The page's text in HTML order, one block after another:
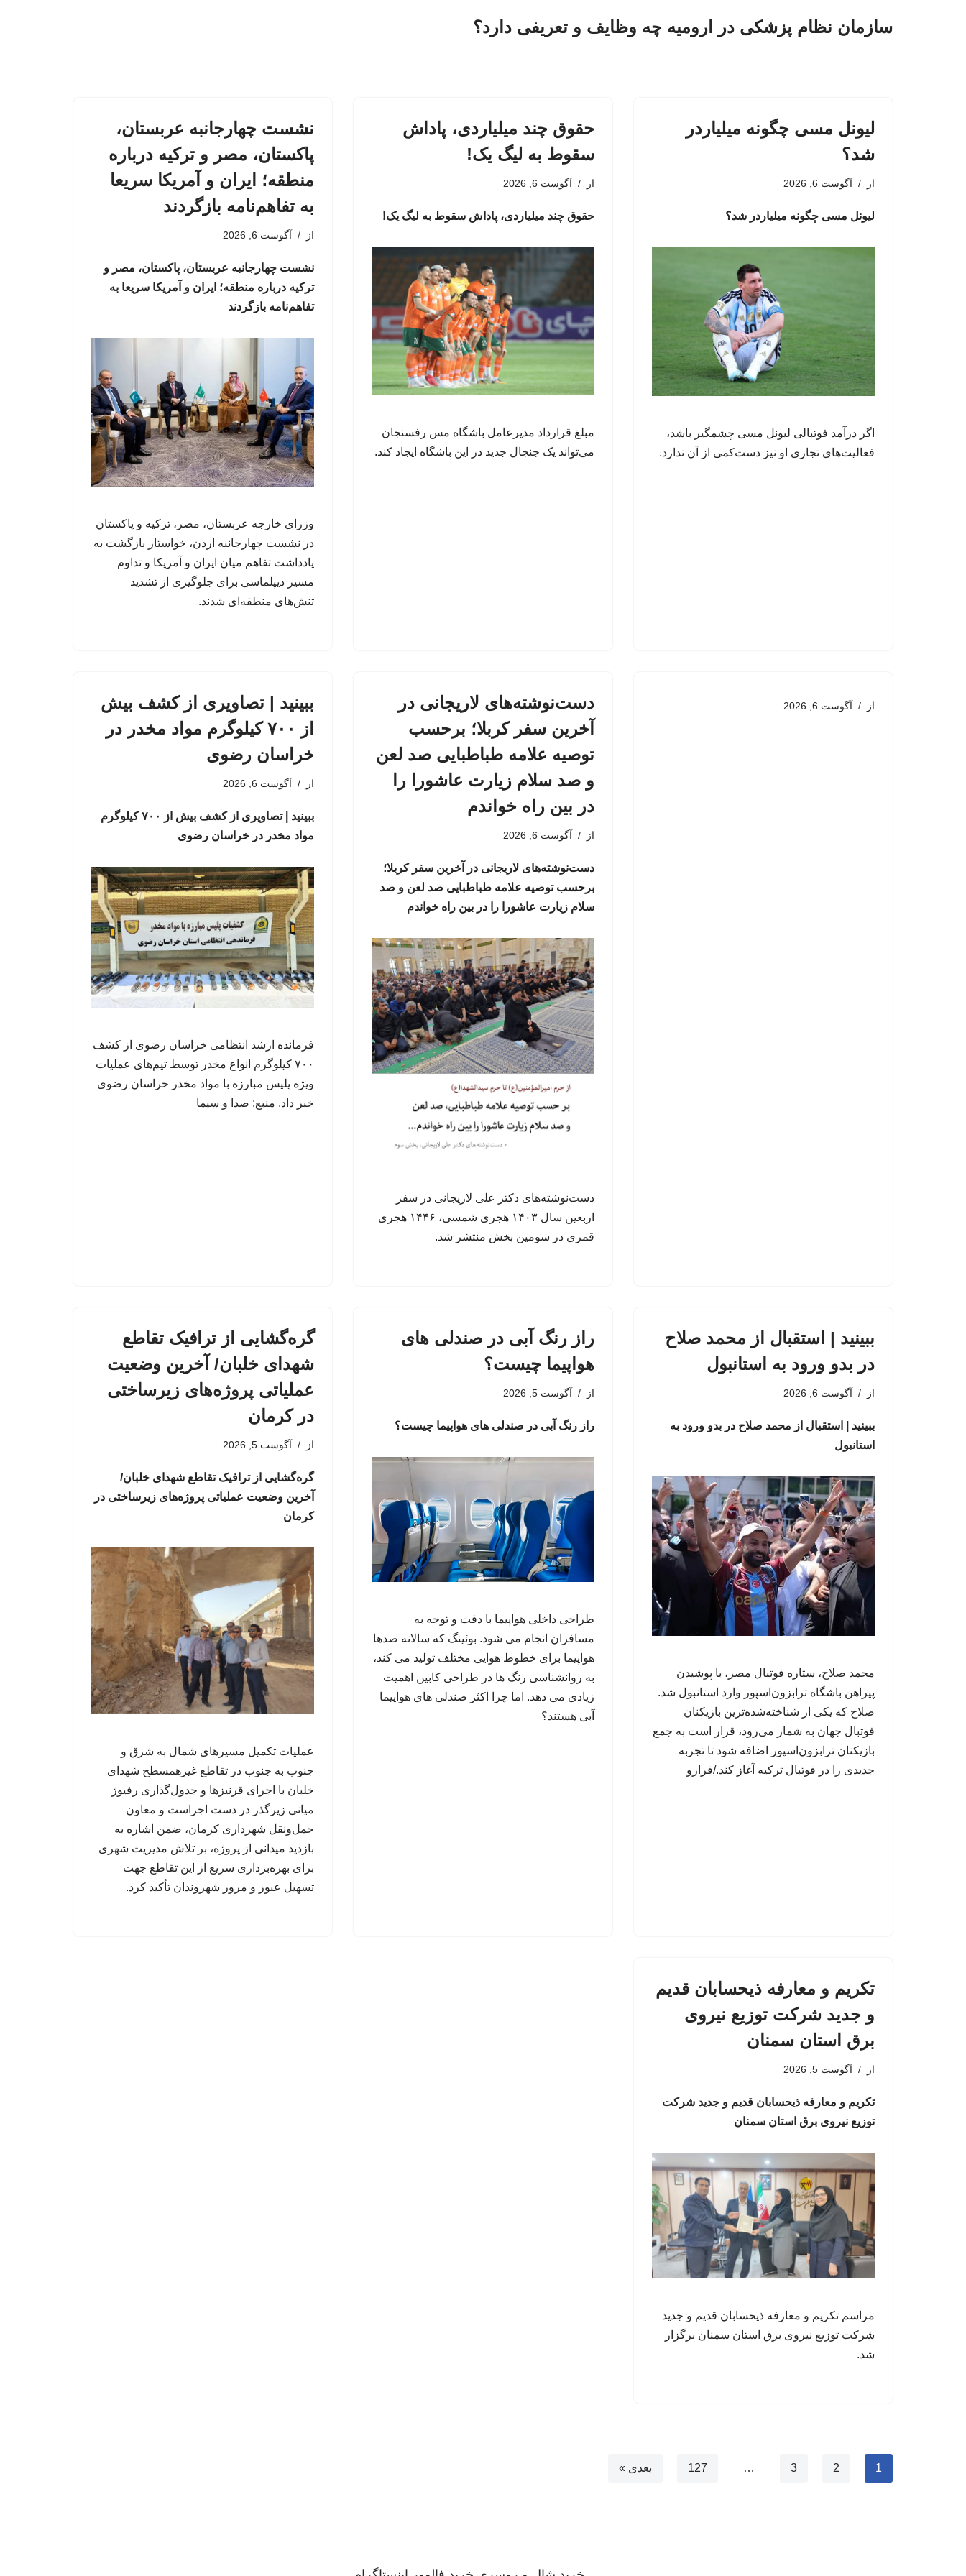
سازمان نظام پزشکی در ارومیه چه وظایف و تعریفی دارد؟
لیونل مسی چگونه میلیاردر
شد؟
از آگوست 6, 2026
لیونل مسی چگونه میلیاردر شد؟
اگر درآمد فوتبالی لیونل مسی چشمگیر باشد،
فعالیت‌های تجاری او نیز دست‌کمی از آن ندارد.
حقوق چند میلیاردی، پاداش
سقوط به لیگ یک!
از آگوست 6, 2026
حقوق چند میلیاردی، پاداش سقوط به لیگ یک!
مبلغ قرارداد مدیرعامل باشگاه مس رفسنجان
می‌تواند یک جنجال جدید در این باشگاه ایجاد کند.
نشست چهارجانبه عربستان،
پاکستان، مصر و ترکیه درباره
منطقه؛ ایران و آمریکا سریعا
به تفاهم‌نامه بازگردند
از آگوست 6, 2026
نشست چهارجانبه عربستان، پاکستان، مصر و
ترکیه درباره منطقه؛ ایران و آمریکا سریعا به
تفاهم‌نامه بازگردند
وزرای خارجه عربستان، مصر، ترکیه و پاکستان
در نشست چهارجانبه اردن، خواستار بازگشت به
یادداشت تفاهم میان ایران و آمریکا و تداوم
مسیر دیپلماسی برای جلوگیری از تشدید
تنش‌های منطقه‌ای شدند.
از آگوست 6, 2026
دست‌نوشته‌های لاریجانی در
آخرین سفر کربلا؛ برحسب
توصیه علامه طباطبایی صد لعن
و صد سلام زیارت عاشورا را
در بین راه خواندم
از آگوست 6, 2026
دست‌نوشته‌های لاریجانی در آخرین سفر کربلا؛
برحسب توصیه علامه طباطبایی صد لعن و صد
سلام زیارت عاشورا را در بین راه خواندم
دست‌نوشته‌های دکتر علی لاریجانی در سفر
اربعین سال ۱۴۰۳ هجری شمسی، ۱۴۴۶ هجری
قمری در سومین بخش منتشر شد.
ببینید | تصاویری از کشف بیش
از ۷۰۰ کیلوگرم مواد مخدر در
خراسان رضوی
از آگوست 6, 2026
ببینید | تصاویری از کشف بیش از ۷۰۰ کیلوگرم
مواد مخدر در خراسان رضوی
فرمانده ارشد انتظامی خراسان رضوی از کشف
۷۰۰ کیلوگرم انواع مخدر توسط تیم‌های عملیات
ویژه پلیس مبارزه با مواد مخدر خراسان رضوی
خبر داد. منبع: صدا و سیما
ببینید | استقبال از محمد صلاح
در بدو ورود به استانبول
از آگوست 6, 2026
ببینید | استقبال از محمد صلاح در بدو ورود به
استانبول
محمد صلاح، ستاره فوتبال مصر، با پوشیدن
پیراهن باشگاه ترابزون‌اسپور وارد استانبول شد.
صلاح که یکی از شناخته‌شده‌ترین بازیکنان
فوتبال جهان به شمار می‌رود، قرار است به جمع
بازیکنان ترابزون‌اسپور اضافه شود تا تجربه
جدیدی را در فوتبال ترکیه آغاز کند./فرارو
راز رنگ آبی در صندلی های
هواپیما چیست؟
از آگوست 5, 2026
راز رنگ آبی در صندلی های هواپیما چیست؟
طراحی داخلی هواپیما با دقت و توجه به
مسافران انجام می شود. بوئینگ که سالانه صدها
هواپیما برای خطوط هوایی مختلف تولید می کند،
به روانشناسی رنگ ها در طراحی کابین اهمیت
زیادی می دهد. اما چرا اکثر صندلی های هواپیما
آبی هستند؟
گره‌گشایی از ترافیک تقاطع
شهدای خلبان/ آخرین وضعیت
عملیاتی پروژه‌های زیرساختی
در کرمان
از آگوست 5, 2026
گره‌گشایی از ترافیک تقاطع شهدای خلبان/
آخرین وضعیت عملیاتی پروژه‌های زیرساختی در
کرمان
عملیات تکمیل مسیرهای شمال به شرق و
جنوب به جنوب در تقاطع غیرهمسطح شهدای
خلبان با اجرای قرنیزها و جدول‌گذاری رفیوژ
میانی زیرگذر در دست اجراست و معاون
حمل‌ونقل شهرداری کرمان، ضمن اشاره به
بازدید میدانی از پروژه، بر تلاش مدیریت شهری
برای بهره‌برداری سریع از این تقاطع جهت
تسهیل عبور و مرور شهروندان تأکید کرد.
تکریم و معارفه ذیحسابان قدیم
و جدید شرکت توزیع نیروی
برق استان سمنان
از آگوست 5, 2026
تکریم و معارفه ذیحسابان قدیم و جدید شرکت
توزیع نیروی برق استان سمنان
مراسم تکریم و معارفه ذیحسابان قدیم و جدید
شرکت توزیع نیروی برق استان سمنان برگزار
شد.
1
2
3
…
127 بعدی »